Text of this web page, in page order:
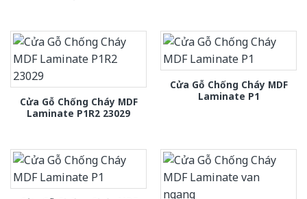
Cửa Gỗ Chống Cháy MDF
Laminate P1R2 23029
Cửa Gỗ Chống Cháy MDF
Laminate P1